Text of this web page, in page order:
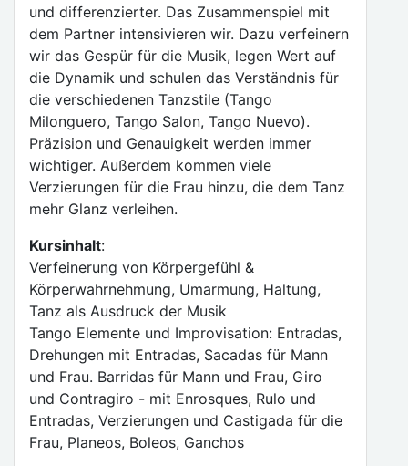
und differenzierter. Das Zusammenspiel mit
dem Partner intensivieren wir. Dazu verfeinern
wir das Gespür für die Musik, legen Wert auf
die Dynamik und schulen das Verständnis für
die verschiedenen Tanzstile (Tango
Milonguero, Tango Salon, Tango Nuevo).
Präzision und Genauigkeit werden immer
wichtiger. Außerdem kommen viele
Verzierungen für die Frau hinzu, die dem Tanz
mehr Glanz verleihen.
Kursinhalt:
Verfeinerung von Körpergefühl &
Körperwahrnehmung, Umarmung, Haltung,
Tanz als Ausdruck der Musik
Tango Elemente und Improvisation: Entradas,
Drehungen mit Entradas, Sacadas für Mann
und Frau. Barridas für Mann und Frau, Giro
und Contragiro - mit Enrosques, Rulo und
Entradas, Verzierungen und Castigada für die
Frau, Planeos, Boleos, Ganchos